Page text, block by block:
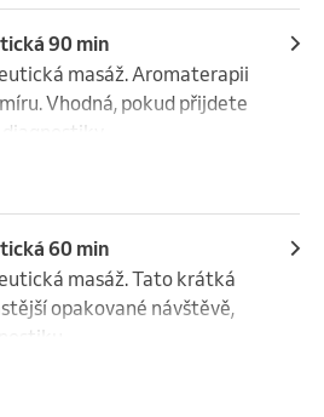
90 min
masáž. Aromaterapii
Vhodná, pokud přijdete
60 min
masáž. Tato krátká
opakované návštěvě,